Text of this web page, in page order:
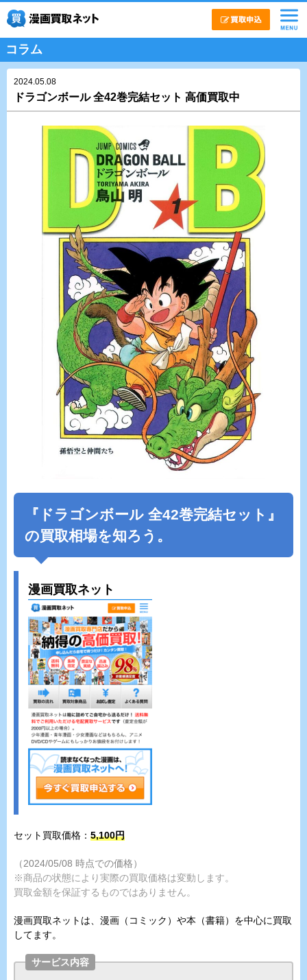
コラム
2024.05.08
ドラゴンボール 全42巻完結セット 高価買取中
『ドラゴンボール 全42巻完結セット』
の買取相場を知ろう。
漫画買取ネット
セット買取価格： 5,100円
（2024/05/08 時点での価格）
※商品の状態により実際の買取価格は変動します。
買取金額を保証するものではありません。
漫画買取ネットは、漫画（コミック）や本（書籍）を中心に買取
してます。
サービス内容